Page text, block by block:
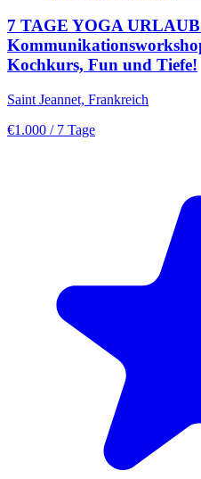
7 TAGE YOGA
Kochkurs, Fun und Tiefe!
Saint Jeannet, Frankreich
€1.000 / 7 Tage